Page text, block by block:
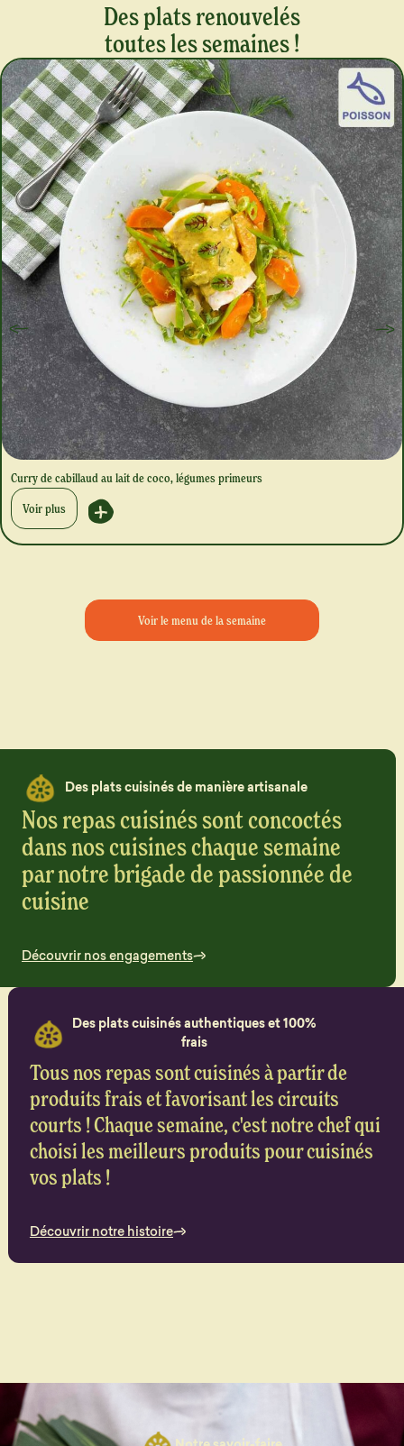
Des plats renouvelés
toutes les semaines !
Curry de cabillaud au lait de coco, légumes primeurs
Voir plus
Voir le menu de la semaine
Des plats cuisinés de manière artisanale
Nos repas cuisinés sont concoctés
dans nos cuisines chaque semaine
par notre brigade de passionnée de
cuisine
Découvrir nos engagements
Des plats cuisinés authentiques et 100%
frais
Tous nos repas sont cuisinés à partir de
produits frais et favorisant les circuits
courts ! Chaque semaine, c'est notre chef qui
choisi les meilleurs produits pour cuisinés
vos plats !
Découvrir notre histoire